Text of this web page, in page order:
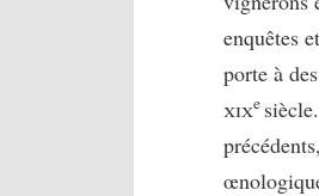
enquêtes
porte à
xixe